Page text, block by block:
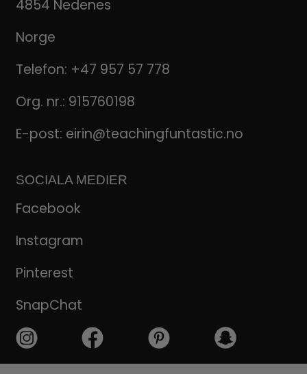
4854 Nedenes
Norge
Telefon: +47 957 57 778
Org. nr.: 915760198
E-post: eirin@teachingfuntastic.no
SOCIALA MEDIER
Facebook
Instagram
Pinterest
SnapChat